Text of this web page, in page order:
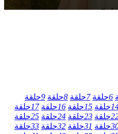
6حلقة 7حلقة 8حلقة 9حلقة
حلقة 15حلقة 16حلقة 17حلقة
حلقة 23حلقة 24حلقة 25حلقة
حلقة 31حلقة 32حلقة 33حلقة